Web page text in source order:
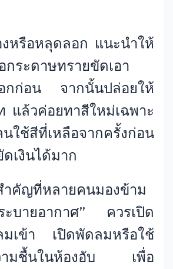
งหรือหลุดลอก แนะนำให้
กระดาษทรายขัดเอา
กก่อน จากนั้นปล่อยให้
แล้วค่อยทาสีใหม่เฉพาะ
ช้สีที่เหลือจากครั้งก่อน
เงินได้มาก
ำคัญที่หลายคนมองข้าม
บายอากาศ” ควรเปิด
มเข้า เปิดพัดลมหรือใช้
วามชื้นในห้องอับ เพื่อ